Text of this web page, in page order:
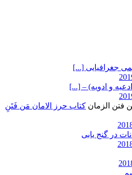
جغرافیایی [...]
و ادویه) – [...]
کتاب حرز الامان مَن فَتَنِ
در گنج یابی